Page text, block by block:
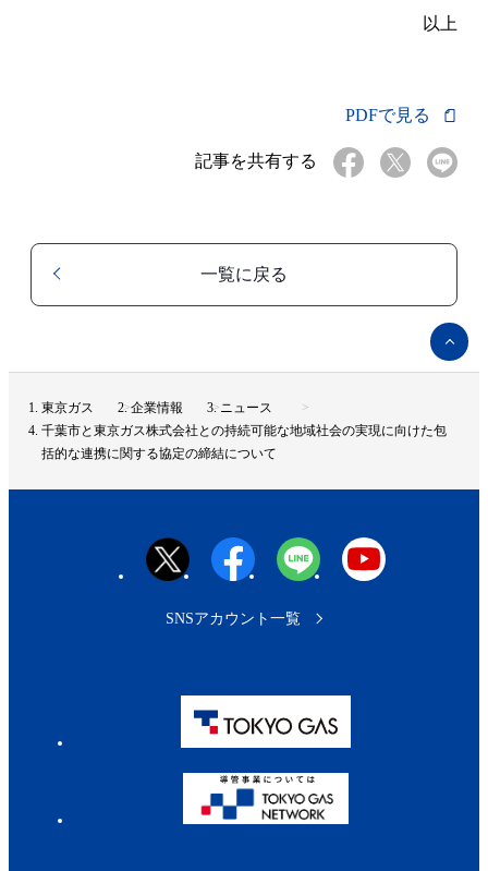
以上
PDFで見る
記事を共有する
一覧に戻る
ペ
ー
ジ
ッ
東京ガス 企業情報
ニュース
千葉市と東京ガス株式会社との持続可能な地域社会の実現に向けた包
括的な連携に関する協定の締結について
SNSアカウント一覧